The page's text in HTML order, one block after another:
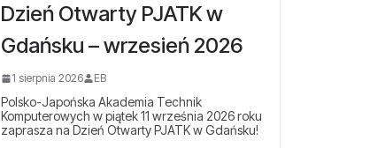
Dzień Otwarty PJATK w
Gdańsku – wrzesień 2026
1 sierpnia 2026 EB
Polsko-Japońska Akademia Technik
Komputerowych w piątek 11 września 2026 roku
zaprasza na Dzień Otwarty PJATK w Gdańsku!